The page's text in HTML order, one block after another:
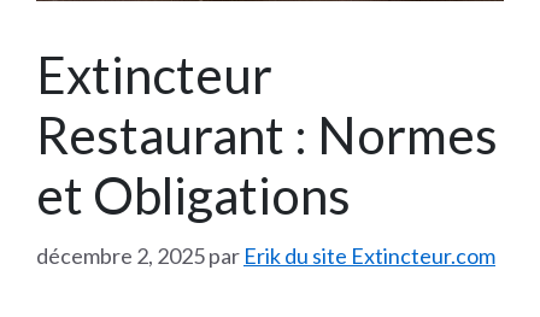
Extincteur
Restaurant : Normes
et Obligations
décembre 2, 2025par Erik du site Extincteur.com